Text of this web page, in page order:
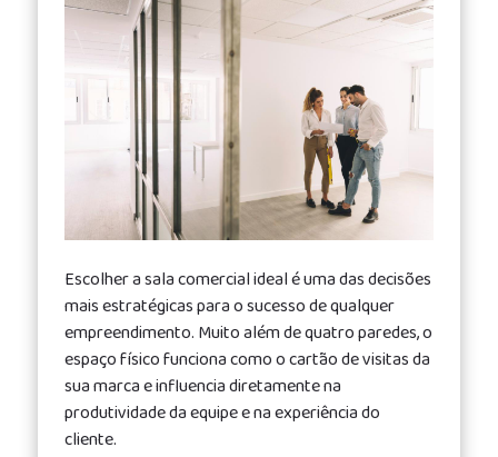
shopping
especially
dependable
Escolher a sala comercial ideal é uma das decisões
mais estratégicas para o sucesso de qualquer
empreendimento. Muito além de quatro paredes, o
espaço físico funciona como o cartão de visitas da
sua marca e influencia diretamente na
produtividade da equipe e na experiência do
cliente.